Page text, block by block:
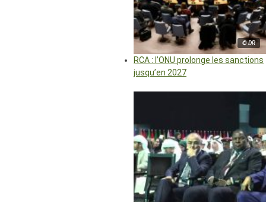
© DR
RCA : l’ONU prolonge les sanctions
jusqu’en 2027